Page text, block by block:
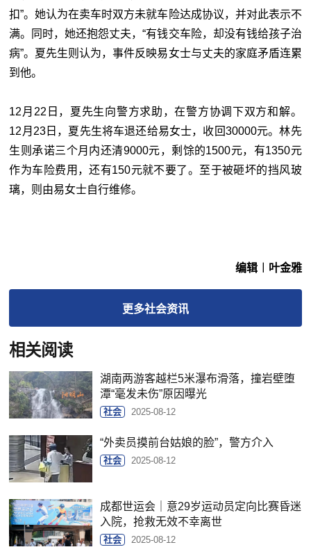
扣”。她认为在卖车时双方未就车险达成协议，并对此表示不
满。同时，她还抱怨丈夫，“有钱交车险，却没有钱给孩子治
病”。夏先生则认为，事件反映易女士与丈夫的家庭矛盾连累
到他。
12月22日，夏先生向警方求助，在警方协调下双方和解。
12月23日，夏先生将车退还给易女士，收回30000元。林先
生则承诺三个月内还清9000元，剩馀的1500元，有1350元
作为车险费用，还有150元就不要了。至于被砸坏的挡风玻
璃，则由易女士自行维修。
编辑︱叶金雅
更多社会资讯
相关阅读
湖南两游客越栏5米瀑布滑落，撞岩壁堕
潭“毫发未伤”原因曝光
社会 2025-08-12
“外卖员摸前台姑娘的脸”，警方介入
社会 2025-08-12
成都世运会｜意29岁运动员定向比赛昏迷
入院，抢救无效不幸离世
社会 2025-08-12